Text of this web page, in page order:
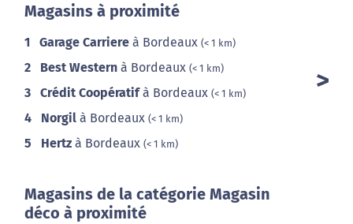
Magasins à proximité
1 Garage Carriere à Bordeaux (< 1 km)
2 Best Western à Bordeaux (< 1 km)
3 Crédit Coopératifà Bordeaux (< 1 km)
4 Norgil à Bordeaux (< 1 km)
5 Hertz à Bordeaux (< 1 km)
Magasins de la catégorie Magasin
déco à proximité